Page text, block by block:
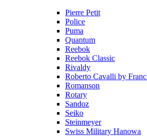
Pierre Petit
Police
Puma
Quantum
Reebok
Reebok Classic
Rivaldy
Roberto Cavalli by
Romanson
Rotary
Sandoz
Seiko
Steinmeyer
Swiss Military Hanowa